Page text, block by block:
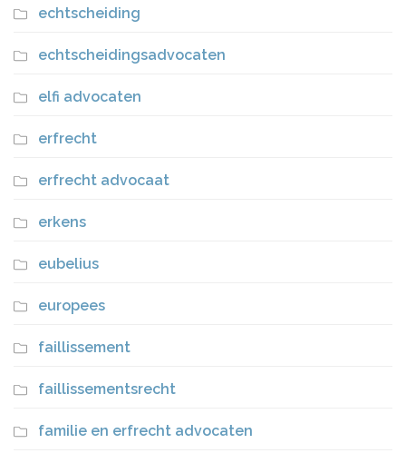
echtscheiding
echtscheidingsadvocaten
elfi advocaten
erfrecht
erfrecht advocaat
erkens
eubelius
europees
faillissement
faillissementsrecht
familie en erfrecht advocaten